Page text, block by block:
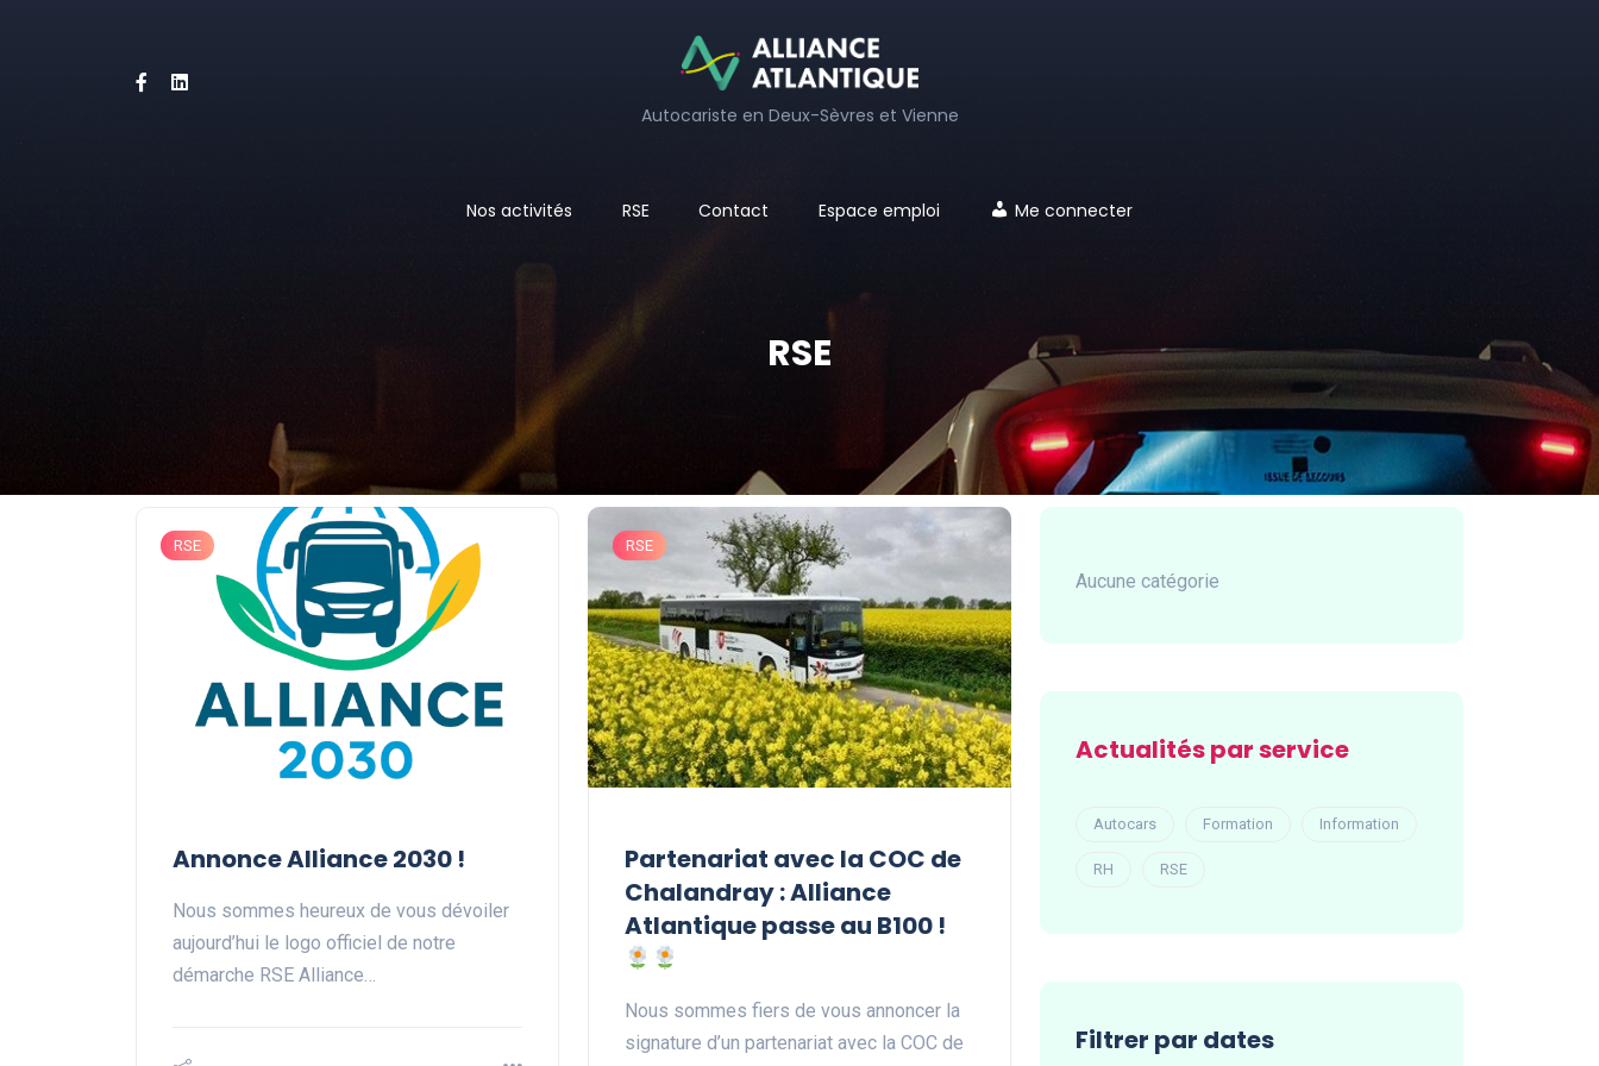
Autocariste en Deux-Sèvres et Vienne
Nos activités RSE Contact Espace emploi Me connecter
RSE
RSE
Annonce Alliance 2030 !
Nous sommes heureux de vous dévoiler
aujourd’hui le logo officiel de notre
démarche RSE Alliance…
RSE
Partenariat avec la COC de
Chalandray : Alliance
Atlantique passe au B100 !
Nous sommes fiers de vous annoncer la
signature d’un partenariat avec la COC de
Aucune catégorie
Actualités par service
Autocars Formation Information
RH RSE
Filtrer par dates